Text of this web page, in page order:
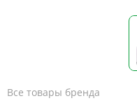
Все товары бренда